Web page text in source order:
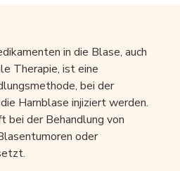
in die Blase, auch
Therapie, ist eine
bei der
Harnblase injiziert werden.
bei der Behandlung von
oder